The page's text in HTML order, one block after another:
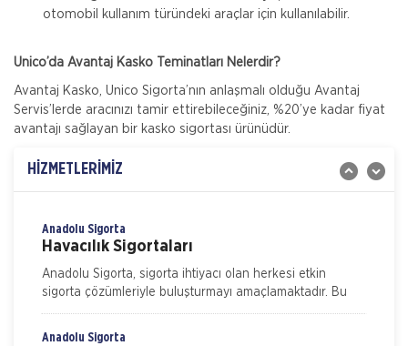
otomobil kullanım türündeki araçlar için kullanılabilir.
Unico’da Avantaj Kasko Teminatları Nelerdir?
Avantaj Kasko, Unico Sigorta’nın anlaşmalı olduğu Avantaj
Servis’lerde aracınızı tamir ettirebileceğiniz, %20’ye kadar fiyat
avantajı sağlayan bir kasko sigortası ürünüdür.
HİZMETLERİMİZ
Gig Sigorta
Ülkemizde Çevre Kirliliği Sigortası zorunlu bir poliçe
önem gün geçtikçe artmaktadır. Türkiye
Gig Sigorta
İşveren Sorumluluk Sigortası
Gulf Sigorta tarafından Sorumluluk Sigortaları
kategorisinde sunulan İşveren Sorumluluk Sigortası ile
Anadolu Sigorta
Havacılık Sigortaları
Anadolu Sigorta, sigorta ihtiyacı olan herkesi etkin
sigorta çözümleriyle buluşturmayı amaçlamaktadır. Bu
kapsamda sigortalılarımızın beklenti ve ihtiyaçlarını
Anadolu Sigorta